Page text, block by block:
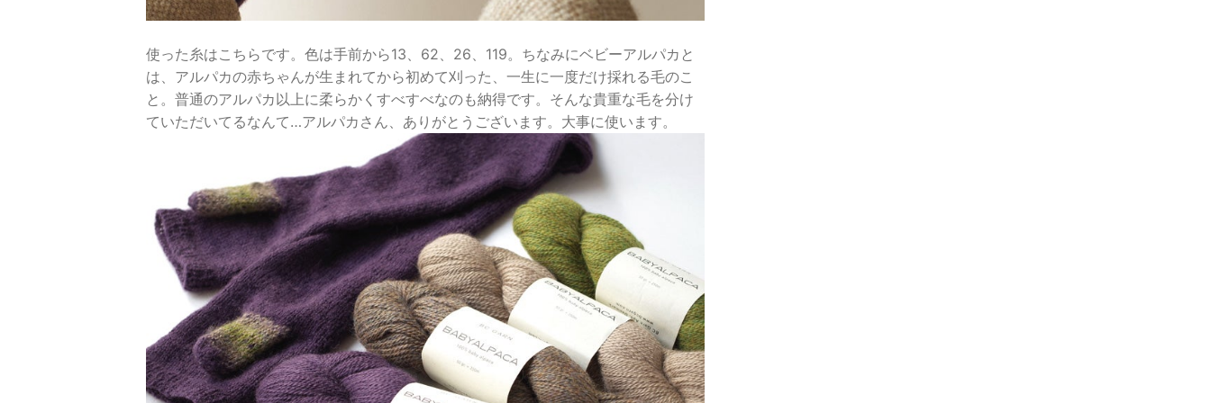
使った糸はこちらです。色は手前から13、62、26、119。ちなみにベビーアルパカと
は、アルパカの赤ちゃんが生まれてから初めて刈った、一生に一度だけ採れる毛のこ
と。普通のアルパカ以上に柔らかくすべすべなのも納得です。そんな貴重な毛を分け
ていただいてるなんて…アルパカさん、ありがとうございます。大事に使います。